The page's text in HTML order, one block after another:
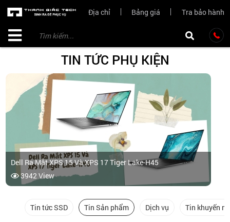
Địa chỉ Bảng giá Tra bảo hành
TIN TỨC PHỤ KIỆN
Dell Ra Mắt XPS 15 Và XPS 17 Tiger Lake-H45
3942 View
Tin tức SSD Tin Sản phẩm Dịch vụ Tin khuyến